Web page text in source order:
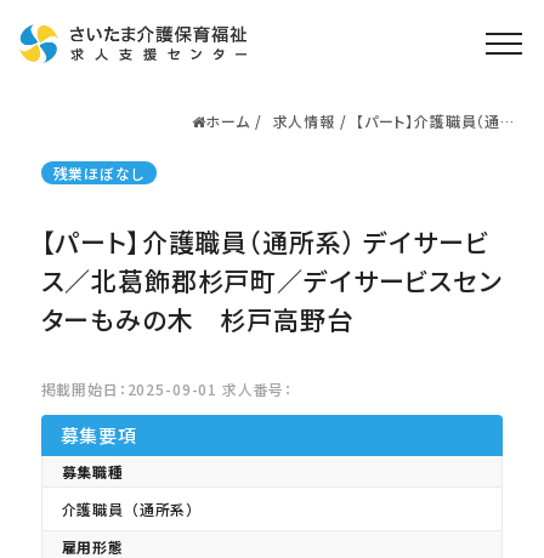
求人検索
資格取得なら
さいたま介護アカデミー
ご利用の流れ
よくある質問
プライバシーポリシー
ホーム 求人情報
【パート】介護職員（通所
残業ほぼなし
【パート】介護職員（通所系） デイサービ
ス／北葛飾郡杉戸町／デイサービスセン
ターもみの木 杉戸高野台
掲載開始日：2025-09-01 求人番号：
募集要項
募集職種
介護職員（通所系）
雇用形態